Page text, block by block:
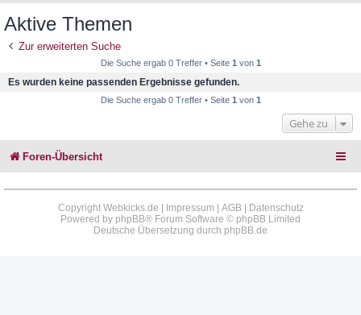
Aktive Themen
Zur erweiterten Suche
Die Suche ergab 0 Treffer • Seite 1 von 1
Es wurden keine passenden Ergebnisse gefunden.
Die Suche ergab 0 Treffer • Seite 1 von 1
Gehe zu
Foren-Übersicht
Copyright Webkicks.de | Impressum AGB|
Datenschutz
Powered by phpBB® Forum Software © phpBB Limited
Deutsche Übersetzung durch phpBB.de